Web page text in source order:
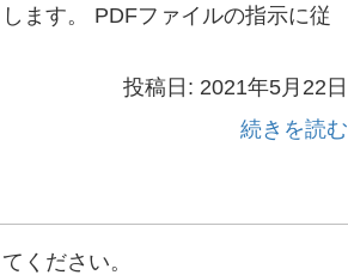
ます。 PDFファイルの指示に従
投稿日: 2021年5月22日
続きを読む
ください。